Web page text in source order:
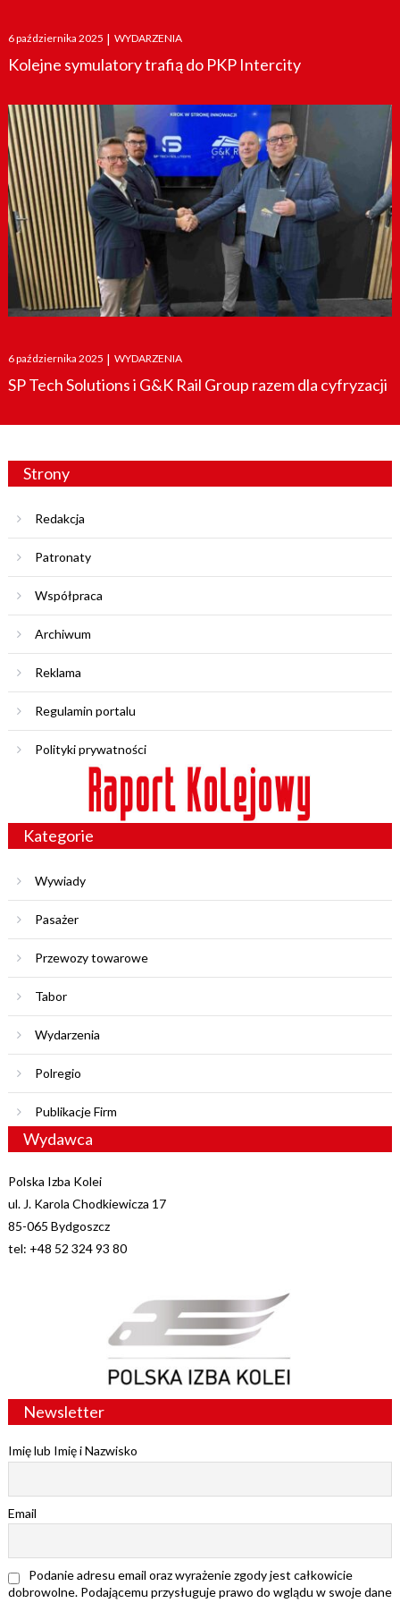
Posted
on
6 października 2025 | WYDARZENIA
Kolejne symulatory trafią do PKP Intercity
Posted
on
6 października 2025 | WYDARZENIA
SP Tech Solutions i G&K Rail Group razem dla cyfryzacji
Strony
Redakcja
Patronaty
Współpraca
Archiwum
Reklama
Regulamin portalu
Polityki prywatności
Kategorie
Wywiady
Pasażer
Przewozy towarowe
Tabor
Wydarzenia
Polregio
Publikacje Firm
Wydawca
Polska Izba Kolei
ul. J. Karola Chodkiewicza 17
85-065 Bydgoszcz
tel: +48 52 324 93 80
Newsletter
Imię lub Imię i Nazwisko
Email
Podanie adresu email oraz wyrażenie zgody jest całkowicie
dobrowolne. Podającemu przysługuje prawo do wglądu w swoje dane